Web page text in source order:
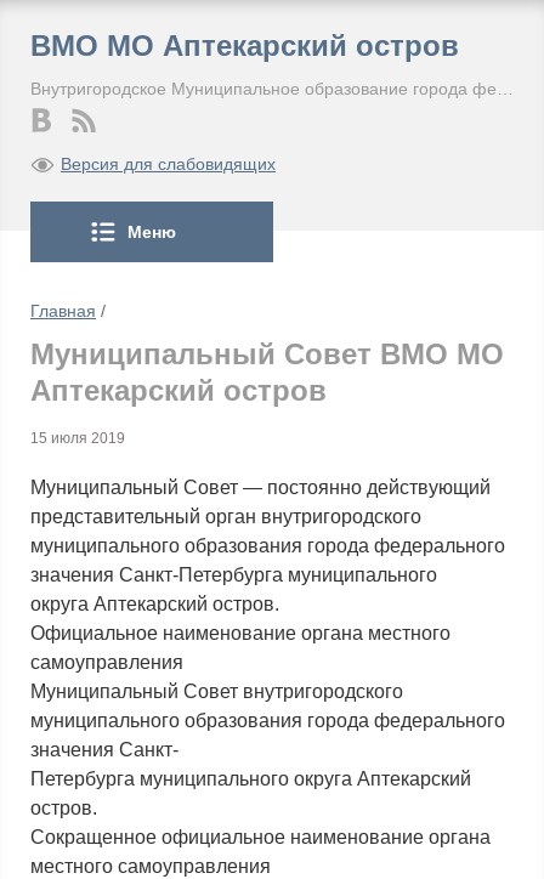
ВМО МО Аптекарский остров
Версия для слабовидящих
Меню
Главная /
Муниципальный Совет ВМО МО
Аптекарский остров
15 июля 2019
Муниципальный Совет — постоянно действующий
представительный орган внутригородского
муниципального образования города федерального
значения Санкт-Петербурга муниципального
округа Аптекарский остров.
Официальное наименование органа местного
самоуправления
Муниципальный Совет внутригородского
муниципального образования города федерального
значения Санкт-
Петербурга муниципального округа Аптекарский
остров.
Сокращенное официальное наименование органа
местного самоуправления